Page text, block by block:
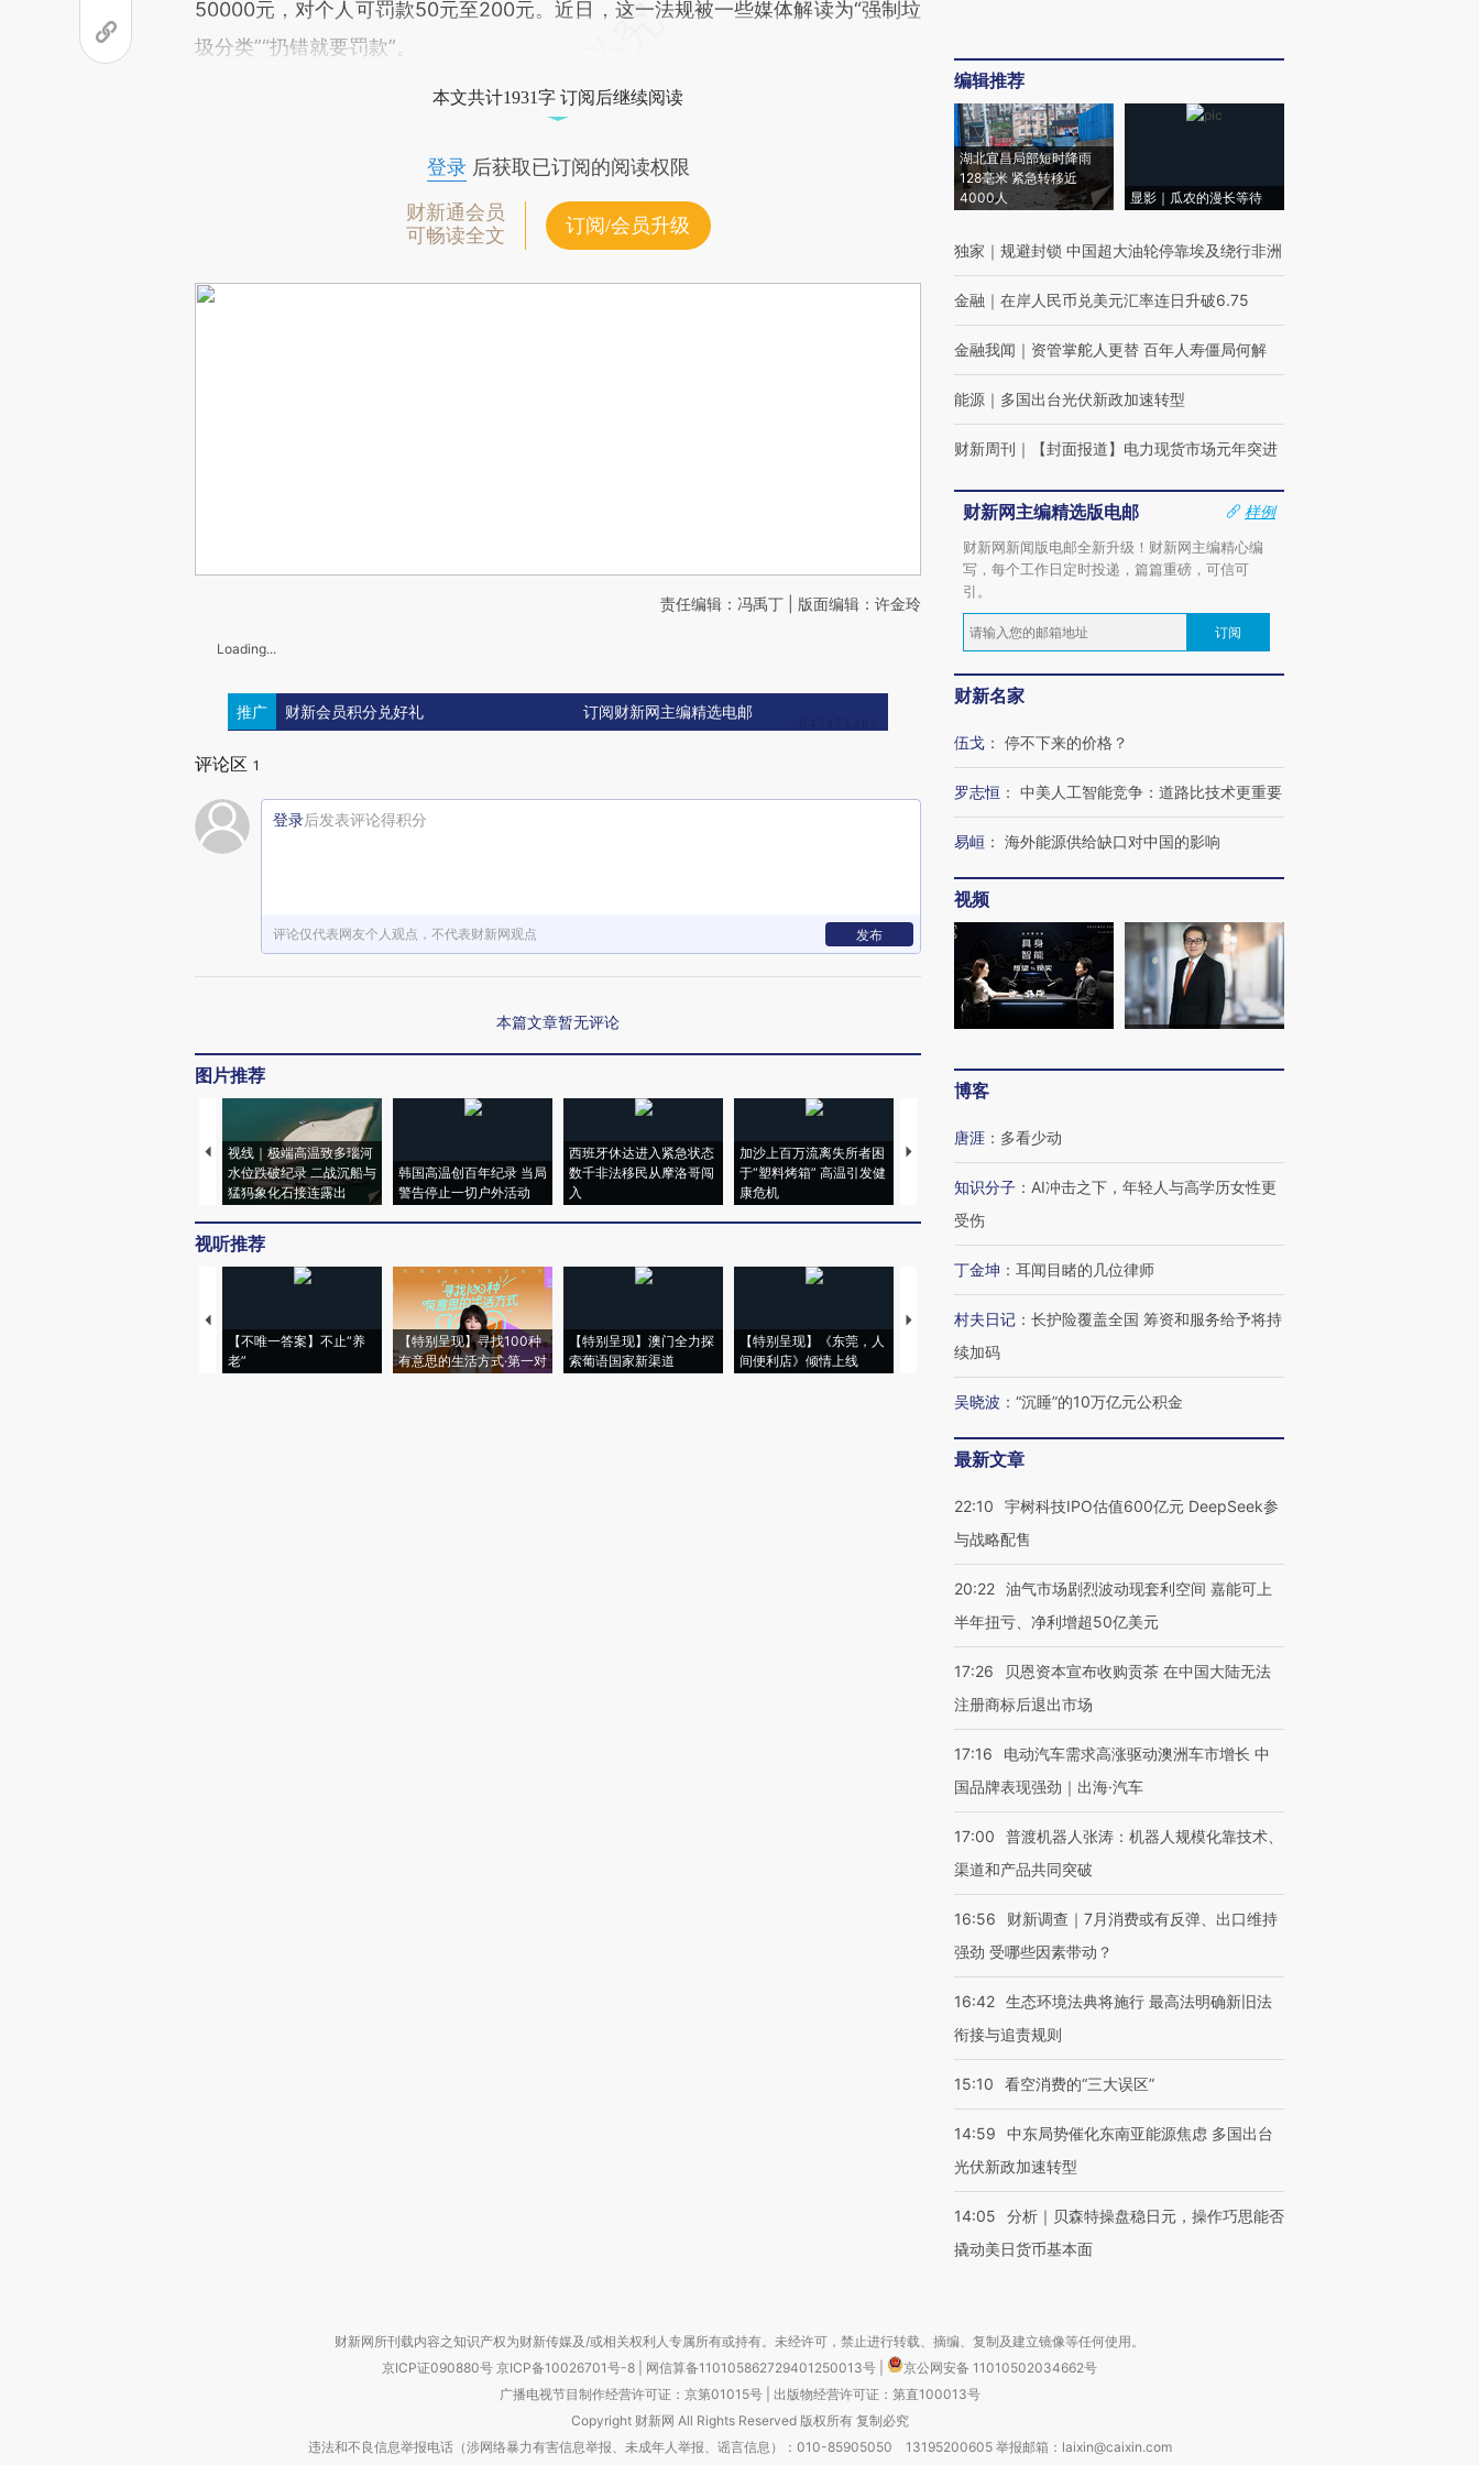
50000元，对个人可罚款50元至200元。近日，这一法规被一些媒体解读为“强制垃
圾分类”“扔错就要罚款”。
本文共计1931字 订阅后继续阅读
登录后获取已订阅的阅读权限
财新通会员
可畅读全文
订阅/会员升级
责任编辑：冯禹丁 | 版面编辑：许金玲
Loading...
推广 财新会员积分兑好礼 订阅财新网主编精选电邮
评论区 1
登录后发表评论得积分
评论仅代表网友个人观点，不代表财新网观点 发布
本篇文章暂无评论
图片推荐
视线｜极端高温致多瑙河
水位跌破纪录 二战沉船与
猛犸象化石接连露出
韩国高温创百年纪录 当局
警告停止一切户外活动
西班牙休达进入紧急状态
数千非法移民从摩洛哥闯
入
加沙上百万流离失所者困
于“塑料烤箱” 高温引发健
康危机
视线｜HYROX的吸金
心“花钱找虐”？
毒品
育部长拱下台
视听推荐
【不唯一答案】不止“养
老”
【特别呈现】寻找100种
有意思的生活方式·第一对
【特别呈现】澳门全力探
索葡语国家新渠道
【特别呈现】《东莞，人
间便利店》倾情上线
【推广】走进第四届链博
会，让数智科技“链”接产
【商旅对话】华住集团
编辑推荐
湖北宜昌局部短时降雨
128毫米 紧急转移近
4000人
显影｜瓜农的漫长等待
独家 ｜ 规避封锁 中国超大油轮停靠埃及绕行非洲
金融 ｜ 在岸人民币兑美元汇率连日升破6.75
金融我闻 ｜ 资管掌舵人更替 百年人寿僵局何解
能源 ｜ 多国出台光伏新政加速转型
财新周刊 ｜ 【封面报道】电力现货市场元年突进
财新网主编精选版电邮
样例
财新网新闻版电邮全新升级！财新网主编精心编
写，每个工作日定时投递，篇篇重磅，可信可
引。
订阅
财新名家
伍戈 ： 停不下来的价格？
罗志恒 ： 中美人工智能竞争：道路比技术更重要
易峘 ： 海外能源供给缺口对中国的影响
视频
博客
唐涯 ： 多看少动
知识分子 ： AI冲击之下，年轻人与高学历女性更
受伤
丁金坤 ： 耳闻目睹的几位律师
村夫日记 ： 长护险覆盖全国 筹资和服务给予将持
续加码
吴晓波 ： “沉睡”的10万亿元公积金
最新文章
22:10
宇树科技IPO估值600亿元 DeepSeek参
与战略配售
20:22 油气市场剧烈波动现套利空间 嘉能可上
半年扭亏、净利增超50亿美元
17:26
贝恩资本宣布收购贡茶 在中国大陆无法
注册商标后退出市场
17:16
电动汽车需求高涨驱动澳洲车市增长 中
国品牌表现强劲｜出海·汽车
17:00
普渡机器人张涛：机器人规模化靠技术、
渠道和产品共同突破
16:56
财新调查｜7月消费或有反弹、出口维持
强劲 受哪些因素带动？
16:42 生态环境法典将施行 最高法明确新旧法
衔接与追责规则
15:10 看空消费的“三大误区”
14:59
中东局势催化东南亚能源焦虑 多国出台
光伏新政加速转型
14:05
分析｜贝森特操盘稳日元，操作巧思能否
撬动美日货币基本面
财新网所刊载内容之知识产权为财新传媒及/或相关权利人专属所有或持有。未经许可，禁止进行转载、摘编、复制及建立镜像等任何使用。
京ICP证090880号 京ICP备10026701号-8 网信算备110105862729401250013号
京公网安备 11010502034662号
广播电视节目制作经营许可证：京第01015号| 出版物经营许可证：第直100013号
Copyright 财新网 All Rights Reserved 版权所有 复制必究
违法和不良信息举报电话（涉网络暴力有害信息举报、未成年人举报、谣言信息）：010-85905050 13195200605 举报邮箱：laixin@caixin.com